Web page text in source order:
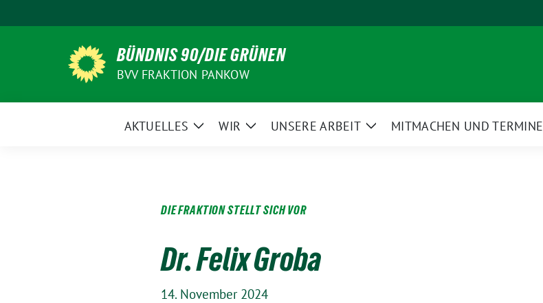
zum
BÜNDNIS 90/DIE GRÜNEN
BVV FRAKTION PANKOW
AKTUELLES
ZeigeWIR
ZeigeUNSERE ARBEIT
ZeigeMITMACHEN UND TERMINE
DIE FRAKTION STELLT SICH VOR
Dr. Felix Groba
14. November 2024